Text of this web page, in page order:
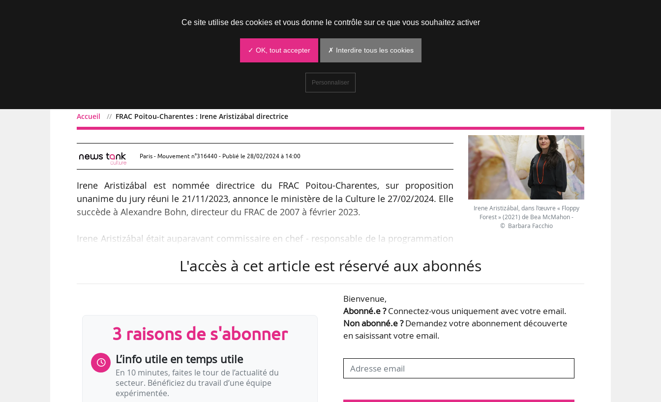
Accueil FRAC Poitou-Charentes : Irene Aristizábal directrice
FRAC Poitou-Charentes : Irene Aristizábal directrice
Paris - Mouvement n°316440 - Publié le 28/02/2024 à 14:00
Irene Aristizábal est nommée directrice du FRAC Poitou-Charentes, sur proposition
unanime du jury réuni le 21/11/2023, annonce le ministère de la Culture le 27/02/2024. Elle
succède à Alexandre Bohn, directeur du FRAC de 2007 à février 2023.
Irene Aristizábal était auparavant commissaire en chef - responsable de la programmation
Gateshead (Angleterre), depuis 2019. Elle a notamment été co-commissaire du « British Art
Aristizábal « appréhende avec acuité les enjeux sociétaux à travers des projets artistiques
Irene Aristizábal, dans l’œuvre « Floppy
Forest » (2021) de Bea McMahon -
© Barbara Facchio
L'accès à cet article est réservé aux abonnés
3 raisons de s'abonner
L’info utile en temps utile
En 10 minutes, faites le tour de l’actualité du
secteur. Bénéficiez du travail d’une équipe
expérimentée.
Bienvenue,
Abonné.e ?Connectez-vous uniquement avec votre email.
Non abonné.e ?Demandez votre abonnement découverte
en saisissant votre email.
Ce site utilise des cookies et vous donne le contrôle sur ce que vous souhaitez activer
✓ OK, tout accepter ✗ Interdire tous les cookies
Personnaliser